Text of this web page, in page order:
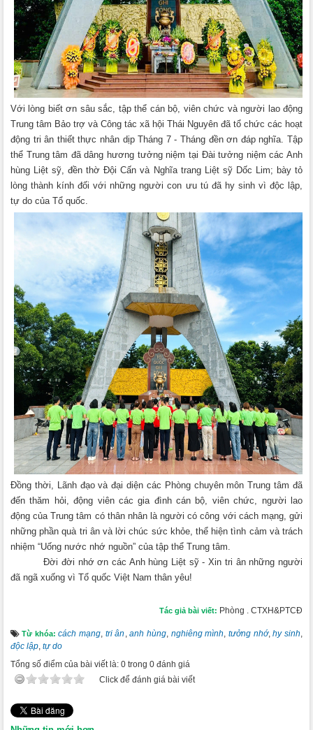
Với lòng biết ơn sâu sắc, tập thể cán bộ, viên chức và người lao động
Trung tâm Bảo trợ và Công tác xã hội Thái Nguyên đã tổ chức các hoạt
động tri ân thiết thực nhân dịp Tháng 7 - Tháng đền ơn đáp nghĩa. Tập
thể Trung tâm đã dâng hương tưởng niệm tại Đài tưởng niệm các Anh
hùng Liệt sỹ, đền thờ Đội Cấn và Nghĩa trang Liệt sỹ Dốc Lim; bày tỏ
lòng thành kính đối với những người con ưu tú đã hy sinh vì độc lập,
tự do của Tổ quốc.
Đồng thời, Lãnh đạo và đại diện các Phòng chuyên môn Trung tâm đã
đến thăm hỏi, động viên các gia đình cán bộ, viên chức, người lao
động của Trung tâm có thân nhân là người có công với cách mạng, gửi
những phần quà tri ân và lời chúc sức khỏe, thể hiện tình cảm và trách
nhiệm “Uống nước nhớ nguồn” của tập thể Trung tâm.
Đời đời nhớ ơn các Anh hùng Liệt sỹ - Xin tri ân những người
đã ngã xuống vì Tổ quốc Việt Nam thân yêu!
Tác giả bài viết: Phòng . CTXH&PTCĐ
Từ khóa:cách mạng, tri ân ,anh hùng, nghiêng mình,tưởng nhớ,hy sinh,
độc lập, tự do
Tổng số điểm của bài viết là: 0 trong 0 đánh giá
Click để đánh giá bài viết